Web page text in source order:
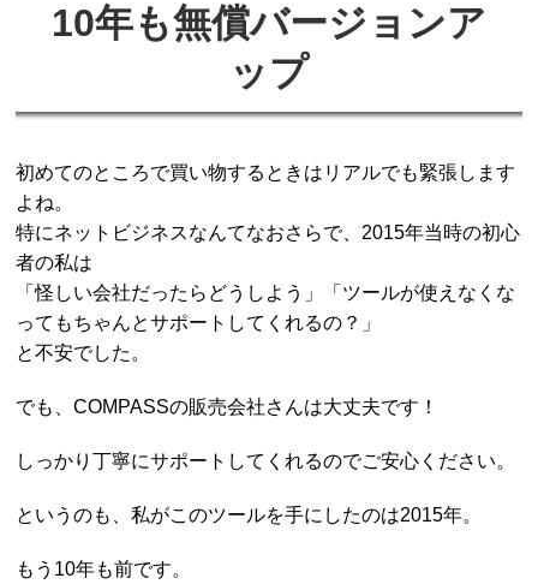
10年も無償バージョンア
ップ
初めてのところで買い物するときはリアルでも緊張します
よね。
特にネットビジネスなんてなおさらで、2015年当時の初心
者の私は
「怪しい会社だったらどうしよう」「ツールが使えなくな
ってもちゃんとサポートしてくれるの？」
と不安でした。
でも、COMPASSの販売会社さんは大丈夫です！
しっかり丁寧にサポートしてくれるのでご安心ください。
というのも、私がこのツールを手にしたのは2015年。
もう10年も前です。